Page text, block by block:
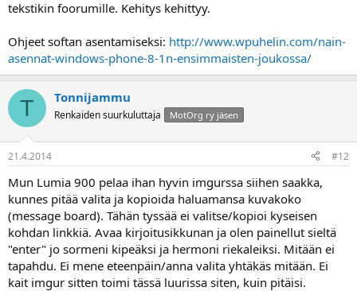
tekstikin foorumille. Kehitys kehittyy.
Ohjeet softan asentamiseksi: http://www.wpuhelin.com/nain-
asennat-windows-phone-8-1n-ensimmaisten-joukossa/
T Tonnijammu
Renkaiden suurkuluttaja MotOrg ry jäsen
21.4.2014 #12
Mun Lumia 900 pelaa ihan hyvin imgurssa siihen saakka,
kunnes pitää valita ja kopioida haluamansa kuvakoko
(message board). Tähän tyssää ei valitse/kopioi kyseisen
kohdan linkkiä. Avaa kirjoitusikkunan ja olen painellut sieltä
"enter" jo sormeni kipeäksi ja hermoni riekaleiksi. Mitään ei
tapahdu. Ei mene eteenpäin/anna valita yhtäkäs mitään. Ei
kait imgur sitten toimi tässä luurissa siten, kuin pitäisi.